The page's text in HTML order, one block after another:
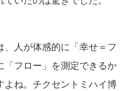
人が体感的に「幸せ＝フ
「フロー」を測定できるか
よね。チクセントミハイ博